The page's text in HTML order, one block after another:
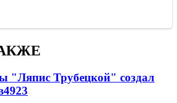
"Ляпис Трубецкой" создал
4923